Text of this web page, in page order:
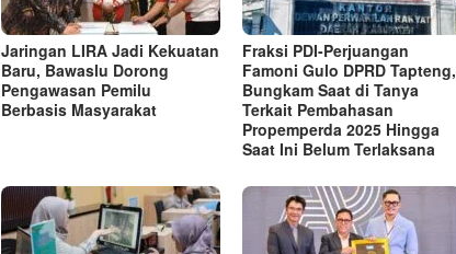
Jaringan LIRA Jadi Kekuatan
Baru, Bawaslu Dorong
Pengawasan Pemilu
Berbasis Masyarakat
Fraksi PDI-Perjuangan
Famoni Gulo DPRD Tapteng,
Bungkam Saat di Tanya
Terkait Pembahasan
Propemperda 2025 Hingga
Saat Ini Belum Terlaksana